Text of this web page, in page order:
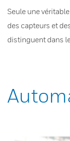
Seule une
des capteurs et
distinguent dans